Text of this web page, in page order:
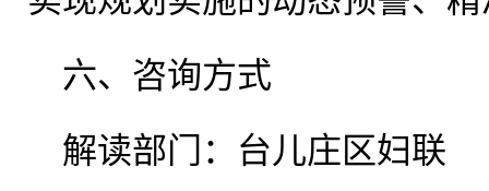
六、咨询方式
解读部门：台儿庄区妇联